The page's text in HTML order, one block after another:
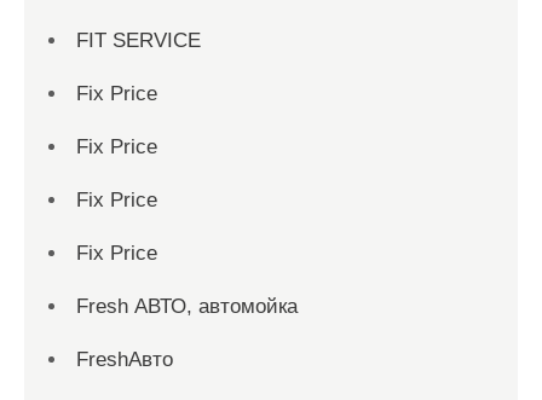
FIT SERVICE
Fix Price
Fix Price
Fix Price
Fix Price
Fresh АВТО, автомойка
FreshАвто